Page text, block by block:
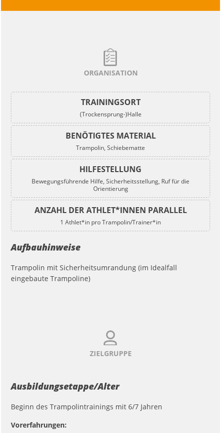
ORGANISATION
TRAININGSORT
(Trockensprung-)Halle
BENÖTIGTES MATERIAL
Trampolin, Schiebematte
HILFESTELLUNG
Bewegungsführende Hilfe, Sicherheitsstellung, Ruf für die
Orientierung
ANZAHL DER ATHLET*INNEN PARALLEL
1 Athlet*in pro Trampolin/Trainer*in
Aufbauhinweise
Trampolin mit Sicherheitsumrandung (im Idealfall
eingebaute Trampoline)
ZIELGRUPPE
Ausbildungsetappe/Alter
Beginn des Trampolintrainings mit 6/7 Jahren
Vorerfahrungen: